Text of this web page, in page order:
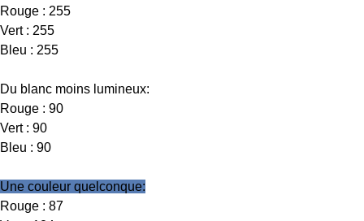
Rouge : 255
Vert : 255
Bleu : 255
Du blanc moins lumineux:
Rouge : 90
Vert : 90
Bleu : 90
Une couleur quelconque:
Rouge : 87